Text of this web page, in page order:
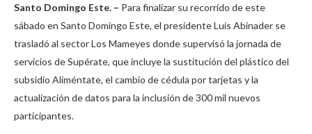
Santo Domingo Este. – Para finalizar su recorrido de este
sábado en Santo Domingo Este, el presidente Luis Abinader se
trasladó al sector Los Mameyes donde supervisó la jornada de
servicios de Supérate, que incluye la sustitución del plástico del
subsidio Aliméntate, el cambio de cédula por tarjetas y la
actualización de datos para la inclusión de 300 mil nuevos
participantes.